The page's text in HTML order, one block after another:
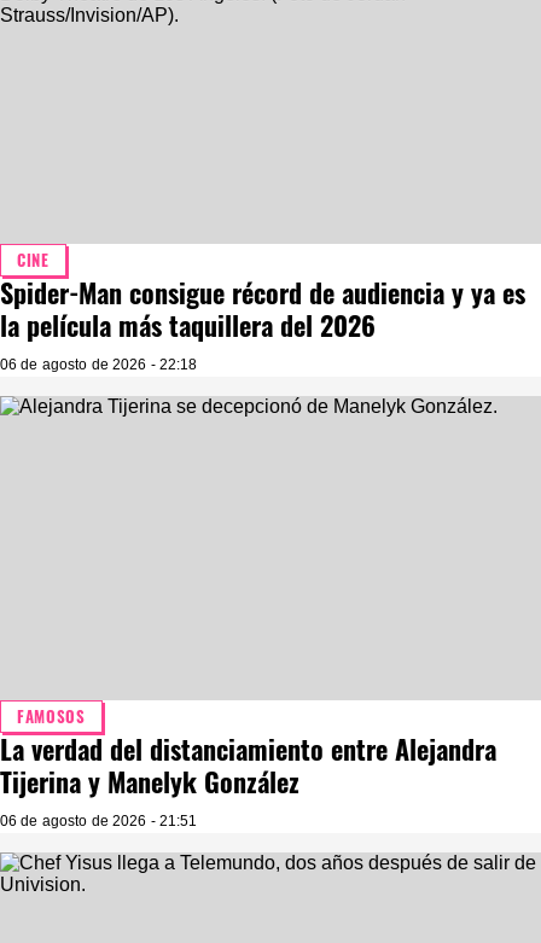
CINE
Spider-Man consigue récord de audiencia y ya es
la película más taquillera del 2026
FAMOSOS
La verdad del distanciamiento entre Alejandra
Tijerina y Manelyk González